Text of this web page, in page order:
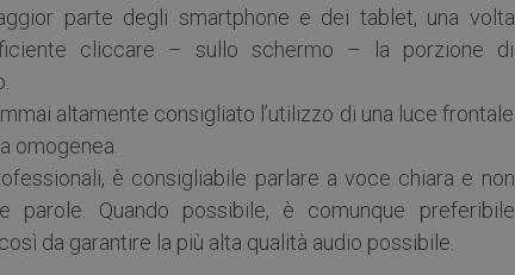
parte degli smartphone e dei tablet, una volta
cliccare – sullo schermo – la porzione di
altamente consigliato l’utilizzo di una luce frontale
omogenea.
è consigliabile parlare a voce chiara e non
parole. Quando possibile, è comunque preferibile
da garantire la più alta qualità audio possibile.